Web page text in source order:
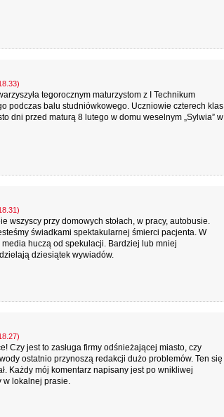
tegorocznym maturzystom z I Technikum
podczas balu studniówkowego. Uczniowie czterech klas
dni przed maturą 8 lutego w domu weselnym „Sylwia” w
wszyscy przy domowych stołach, w pracy, autobusie.
świadkami spektakularnej śmierci pacjenta. W
media huczą od spekulacji. Bardziej lub mniej
dziesiątek wywiadów.
Czy jest to zasługa firmy odśnieżającej miasto, czy
ostatnio przynoszą redakcji dużo problemów. Ten się
Każdy mój komentarz napisany jest po wnikliwej
w lokalnej prasie.